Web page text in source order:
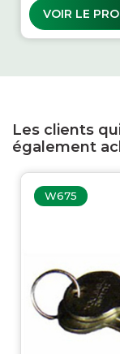
VOIR LE
Les clients
également
W675